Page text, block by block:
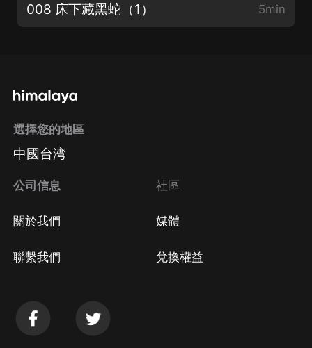
008 床下藏黑蛇（1） 5min
選擇您的地區
中國台湾
公司信息
關於我們
聯繫我們
社區
媒體
兌換權益